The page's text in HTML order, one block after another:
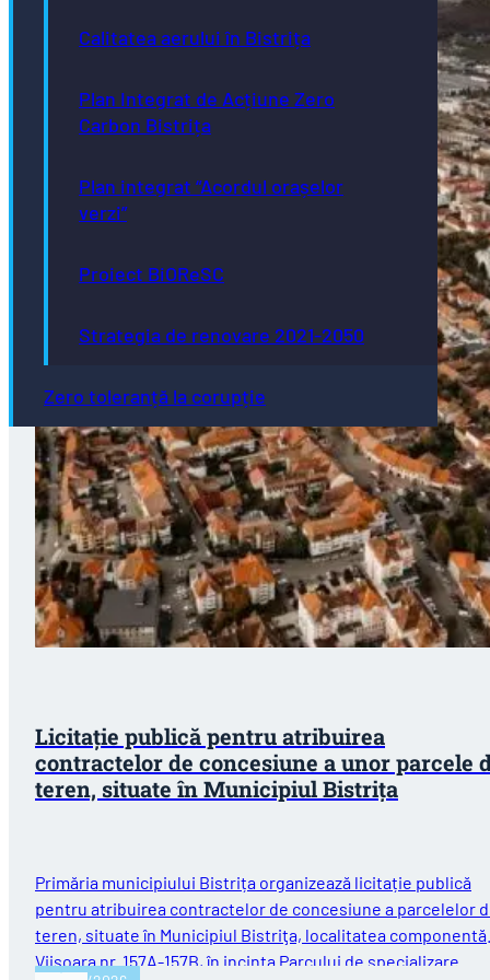
Calitatea aerului în Bistrița
Plan Integrat de Acțiune Zero
Carbon Bistrița
Plan integrat “Acordul orașelor
verzi”
Proiect BiOReSC
Strategia de renovare 2021-2050
Zero toleranță la corupție
Licitație publică pentru atribuirea
contractelor de concesiune a unor parcele
teren, situate în Municipiul Bistriţa
Primăria municipiului Bistrița organizează licitație publică
pentru atribuirea contractelor de concesiune a parcelelor
teren, situate în Municipiul Bistriţa, localitatea componentă
Viişoara nr. 157A-157B, în incinta Parcului de specializare